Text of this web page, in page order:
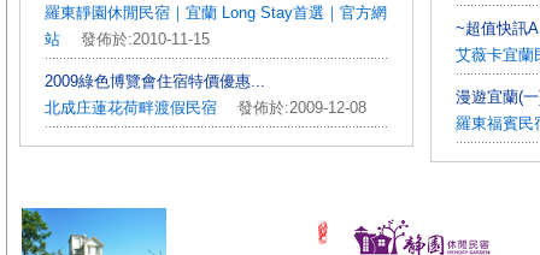
羅東靜園休閒民宿｜宜蘭 Long Stay首選｜官方網
站 發佈於:2010-11-15
2009綠色博覽會住宿特價優惠...
北成庄蓮花荷畔渡假民宿 發佈於:2009-12-08
~超值快訊
艾薇卡宜蘭
漫遊宜蘭(
羅東福賓